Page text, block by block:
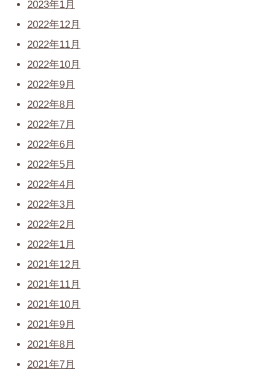
2023年1月
2022年12月
2022年11月
2022年10月
2022年9月
2022年8月
2022年7月
2022年6月
2022年5月
2022年4月
2022年3月
2022年2月
2022年1月
2021年12月
2021年11月
2021年10月
2021年9月
2021年8月
2021年7月